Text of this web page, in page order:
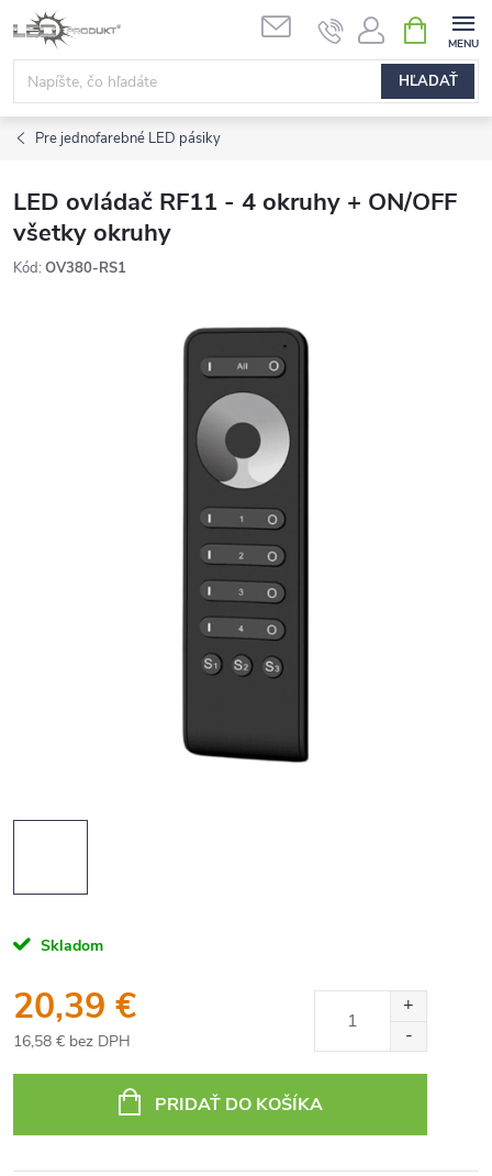
Prejsť
na
obsah
HĽADAŤ
KOŠÍK
Pre jednofarebné LED pásiky
LED ovládač RF11 - 4 okruhy + ON/OFF
všetky okruhy
Kód: OV380-RS1
Skladom
20,39 €
16,58 € bez DPH
cena:
PRIDAŤ DO KOŠÍKA